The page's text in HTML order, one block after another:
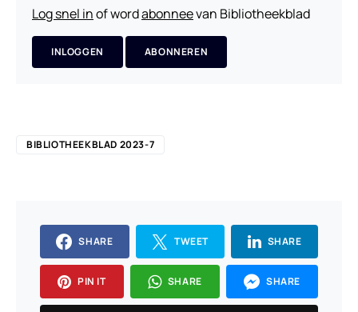
Log snel inof wordabonneevan Bibliotheekblad
INLOGGEN ABONNEREN
BIBLIOTHEEKBLAD 2023-7
SHARE TWEET SHARE
PIN IT SHARE SHARE